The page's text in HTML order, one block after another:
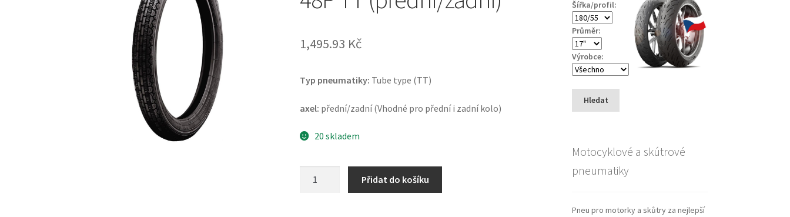
1,495.93 Kč
Typ pneumatiky: Tube type (TT)
axel: přední/zadní (Vhodné pro přední i zadní kolo)
20 skladem
Přidat do košíku
Šířka/profil:
Průměr:
Výrobce:
Hledat
Motocyklové a skútrové
pneumatiky
Pneu pro motorky a skůtry za nejlepší